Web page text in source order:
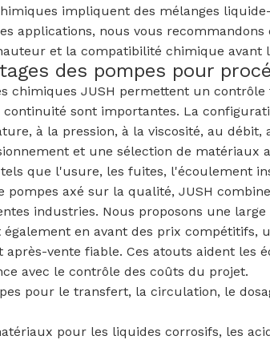
impliquent des mélanges
applications, nous vous
et la compatibilité chimique avant
des pompes pour
chimiques JUSH permettent un
sont importantes. La
à la pression, à la viscosité, au
et une sélection de matériaux
que l'usure, les fuites, l'écoulement
axé sur la qualité, JUSH
industries. Nous proposons une
également en avant des prix compétitifs,
vente fiable. Ces atouts aident les
avec le contrôle des coûts du projet.
pour le transfert, la circulation, le
pour les liquides corrosifs, les